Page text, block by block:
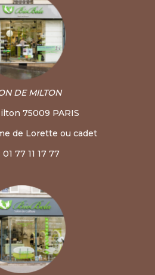
DE MILTON
75009 PARIS
de Lorette ou cadet
01 77 11 17 77